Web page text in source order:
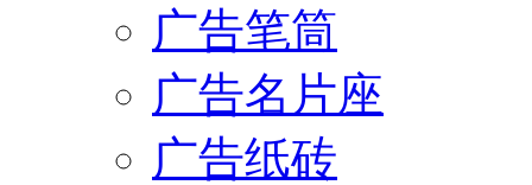
广告笔筒
广告名片座
广告纸砖